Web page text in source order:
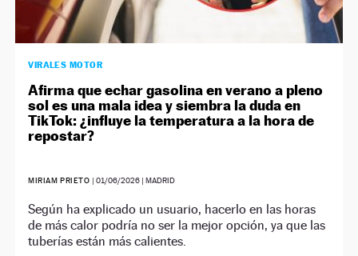
VIRALES MOTOR
Afirma que echar gasolina en verano a pleno
sol es una mala idea y siembra la duda en
TikTok: ¿influye la temperatura a la hora de
repostar?
MIRIAM PRIETO | 01/06/2026| MADRID
Según ha explicado un usuario, hacerlo en las horas
de más calor podría no ser la mejor opción, ya que las
tuberías están más calientes.